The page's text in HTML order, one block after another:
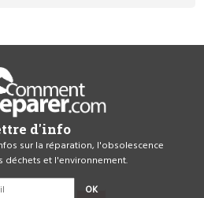
d'info
sur la réparation, l'obsolescence
déchets et l'environnement.
OK